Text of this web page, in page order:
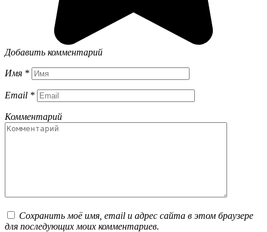
Добавить комментарий
Имя *
Email *
Комментарий
Сохранить моё имя, email и адрес сайта в этом браузере
для последующих моих комментариев.